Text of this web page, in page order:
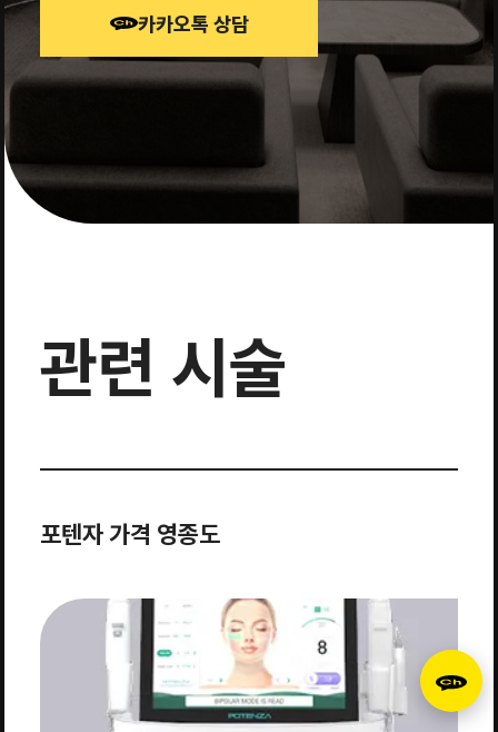
카카오톡 상담
관련 시술
포텐자 가격 영종도